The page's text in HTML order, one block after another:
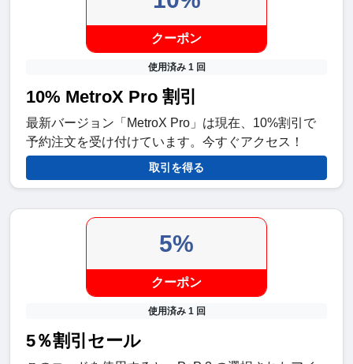
クーポン
使用済み 1 回
10% MetroX Pro 割引
最新バージョン「MetroX Pro」は現在、10%割引で
予約注文を受け付けています。今すぐアクセス！
取引を得る
5%
クーポン
使用済み 1 回
5％割引セール